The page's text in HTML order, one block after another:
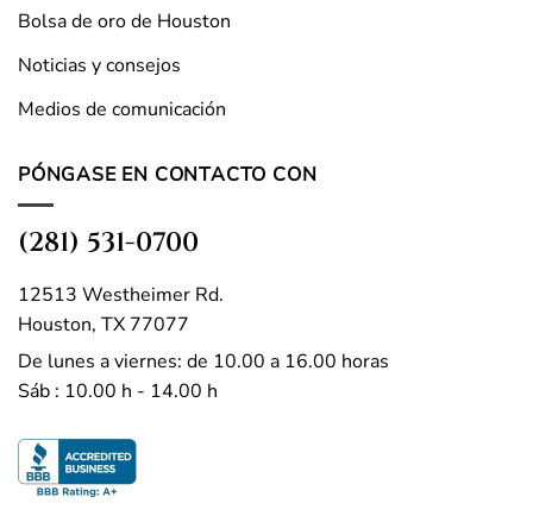
Bolsa de oro de Houston
Noticias y consejos
Medios de comunicación
PÓNGASE EN CONTACTO CON
(281) 531-0700
12513 Westheimer Rd.
Houston, TX 77077
De lunes a viernes: de 10.00 a 16.00 horas
Sáb : 10.00 h - 14.00 h